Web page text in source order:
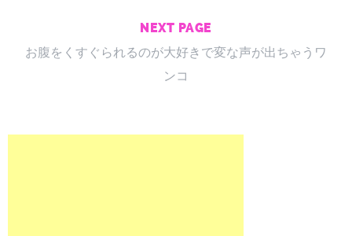
NEXT PAGE
お腹をくすぐられるのが大好きで変な声が出ちゃうワ
ンコ